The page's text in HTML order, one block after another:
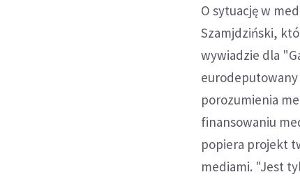
O sytuację w
Szamjdziński,
wywiadzie dla
eurodeputowany
porozumienia
finansowaniu
popiera projekt
mediami. "Jest